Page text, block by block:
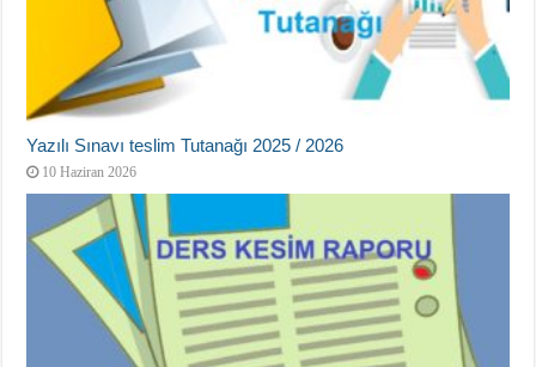
Yazılı Sınavı teslim Tutanağı 2025 / 2026
10 Haziran 2026